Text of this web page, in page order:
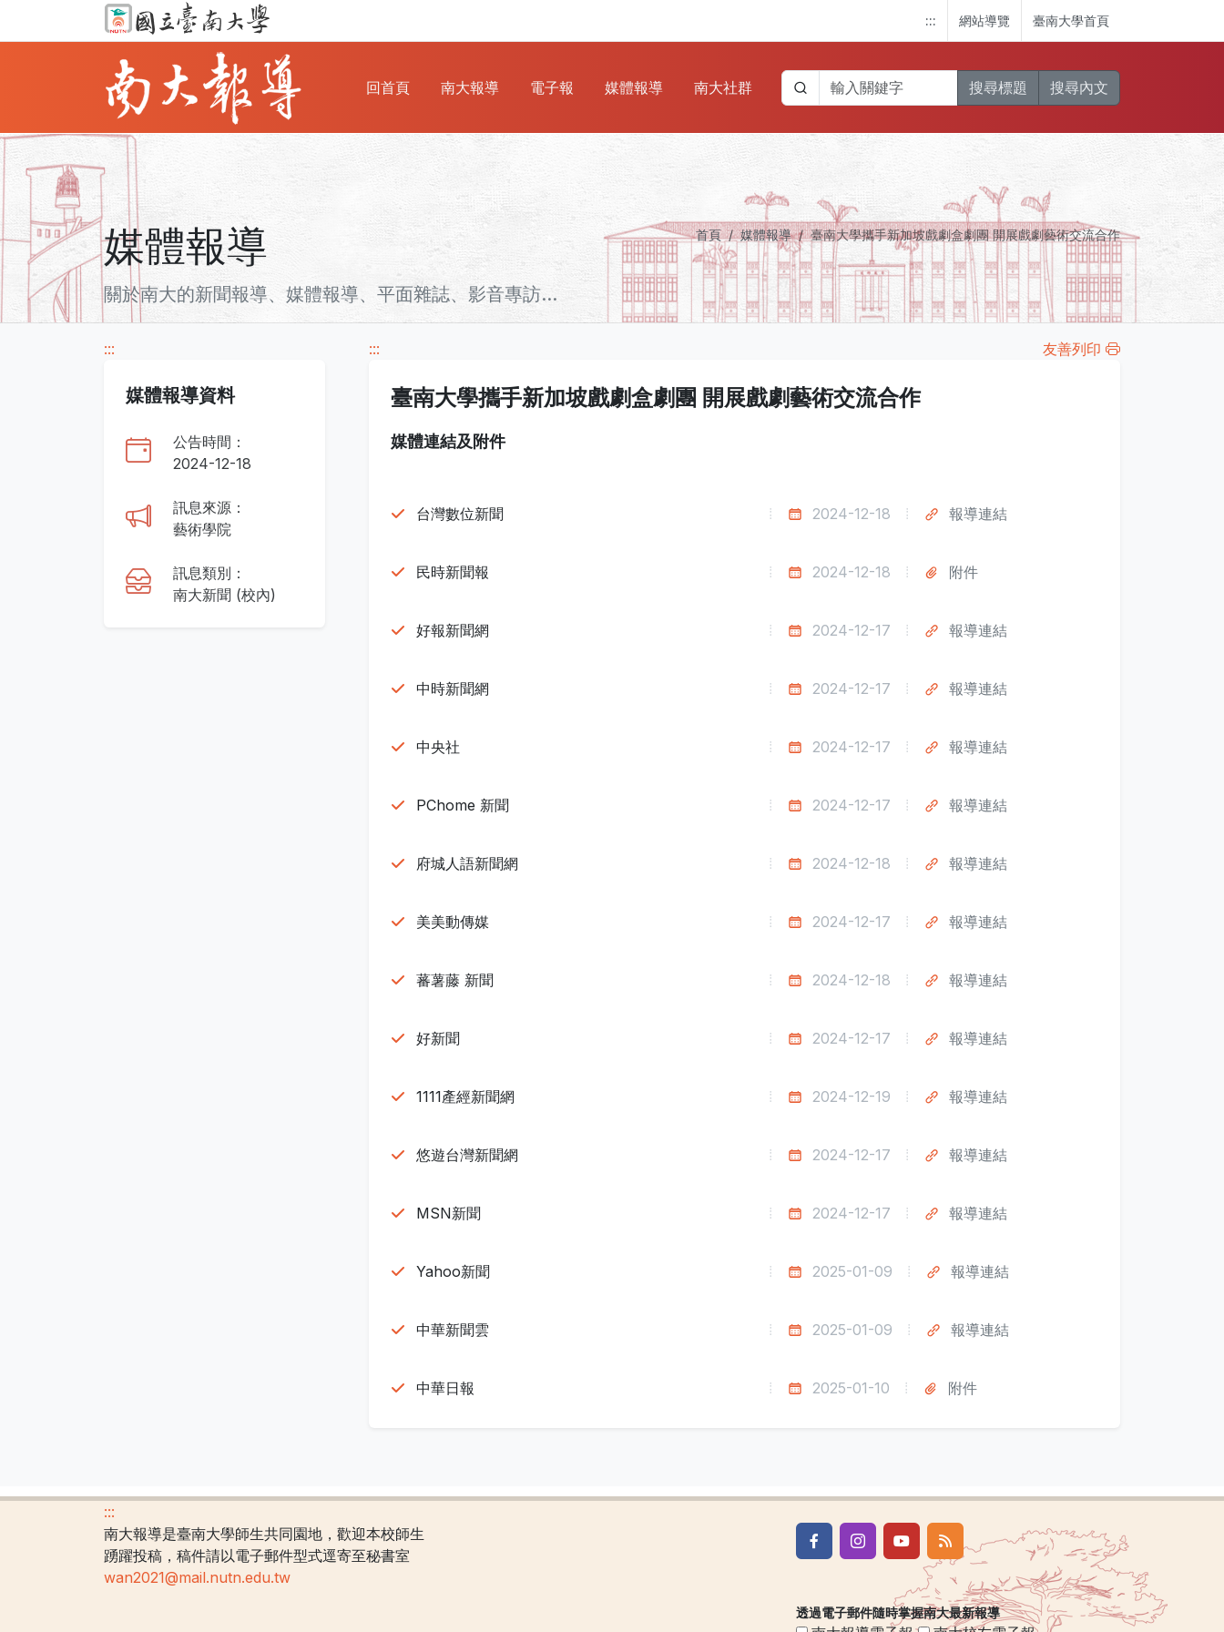
::: 網站導覽 臺南大學首頁
回首頁 南大報導 電子報 媒體報導 南大社群 搜尋標題 搜尋內文
媒體報導
關於南大的新聞報導、媒體報導、平面雜誌、影音專訪...
首頁 媒體報導 臺南大學攜手新加坡戲劇盒劇團 開展戲劇藝術交流合作
::: 友善列印
臺南大學攜手新加坡戲劇盒劇團 開展戲劇藝術交流合作
媒體連結及附件
台灣數位新聞 2024-12-18 報導連結
民時新聞報 2024-12-18 附件
好報新聞網 2024-12-17 報導連結
中時新聞網 2024-12-17 報導連結
中央社 2024-12-17 報導連結
PChome 新聞 2024-12-17 報導連結
府城人語新聞網 2024-12-18 報導連結
美美動傳媒 2024-12-17 報導連結
蕃薯藤 新聞 2024-12-18 報導連結
好新聞 2024-12-17 報導連結
1111產經新聞網 2024-12-19 報導連結
悠遊台灣新聞網 2024-12-17 報導連結
MSN新聞 2024-12-17 報導連結
Yahoo新聞 2025-01-09 報導連結
中華新聞雲 2025-01-09 報導連結
中華日報 2025-01-10 附件
:::
媒體報導資料
公告時間：
2024-12-18
訊息來源：
藝術學院
訊息類別：
南大新聞 (校內)
:::
南大報導是臺南大學師生共同園地，歡迎本校師生
踴躍投稿，稿件請以電子郵件型式逕寄至秘書室
wan2021@mail.nutn.edu.tw
透過電子郵件隨時掌握南大最新報導